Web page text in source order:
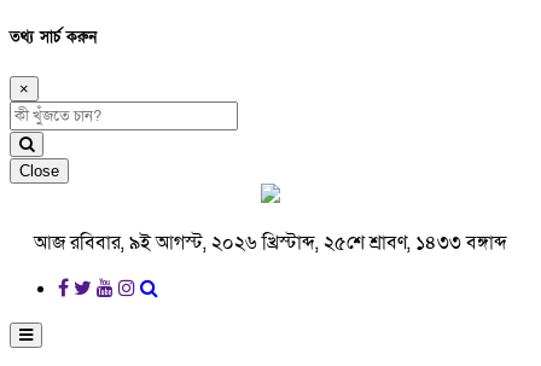
তথ্য সার্চ করুন
×
Close
আজ রবিবার, ৯ই আগস্ট, ২০২৬ খ্রিস্টাব্দ, ২৫শে শ্রাবণ, ১৪৩৩ বঙ্গাব্দ